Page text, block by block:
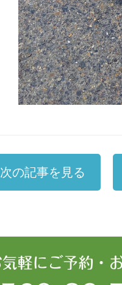
次の記事を見る